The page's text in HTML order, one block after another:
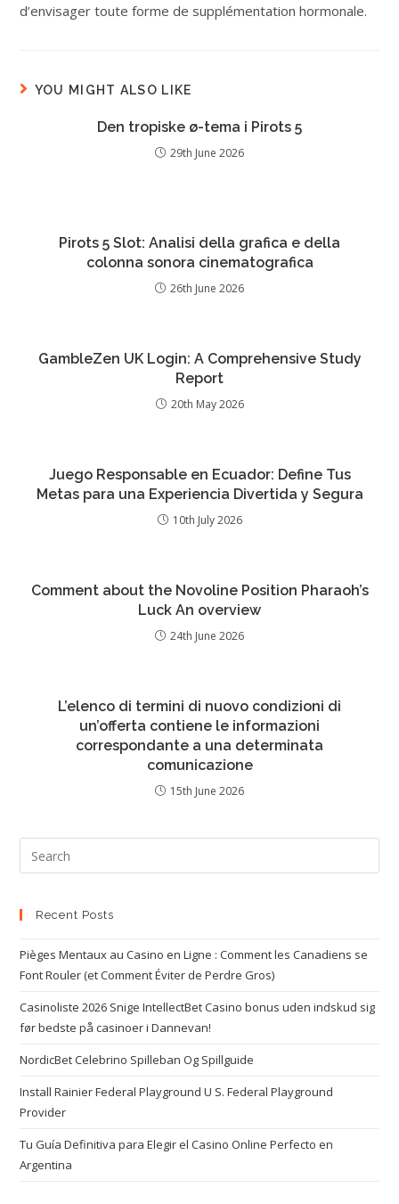
d’envisager toute forme de supplémentation hormonale.
YOU MIGHT ALSO LIKE
Den tropiske ø-tema i Pirots 5
29th June 2026
Pirots 5 Slot: Analisi della grafica e della
colonna sonora cinematografica
26th June 2026
GambleZen UK Login: A Comprehensive Study
Report
20th May 2026
Juego Responsable en Ecuador: Define Tus
Metas para una Experiencia Divertida y Segura
10th July 2026
Comment about the Novoline Position Pharaoh’s
Luck An overview
24th June 2026
L’elenco di termini di nuovo condizioni di
un’offerta contiene le informazioni
correspondante a una determinata
comunicazione
15th June 2026
Recent Posts
Pièges Mentaux au Casino en Ligne : Comment les Canadiens se
Font Rouler (et Comment Éviter de Perdre Gros)
Casinoliste 2026 Snige IntellectBet Casino bonus uden indskud sig
før bedste på casinoer i Dannevan!
NordicBet Celebrino Spilleban Og Spillguide
Install Rainier Federal Playground U S. Federal Playground
Provider
Tu Guía Definitiva para Elegir el Casino Online Perfecto en
Argentina